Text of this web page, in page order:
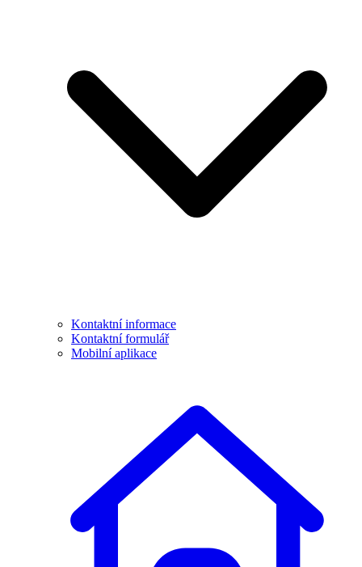
Kontaktní informace
Kontaktní formulář
Mobilní aplikace